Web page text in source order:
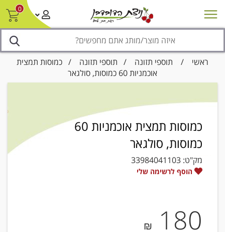
0
מבצעים סניפים צור קשר/ביטול הזמנה
ראשי / תוספי תזונה / תוספי תזונה / כמוסות תמצית
אוכמניות 60 כמוסות, סולגאר
כמוסות תמצית אוכמניות 60
כמוסות, סולגאר
מק"ט: 33984041103
הוסף לרשימה שלי
180
₪